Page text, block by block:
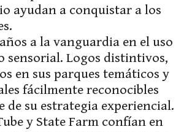
ayudan a conquistar a los
a la vanguardia en el uso
sensorial. Logos distintivos,
en sus parques temáticos y
fácilmente reconocibles
de su estrategia experiencial.
y State Farm confían en